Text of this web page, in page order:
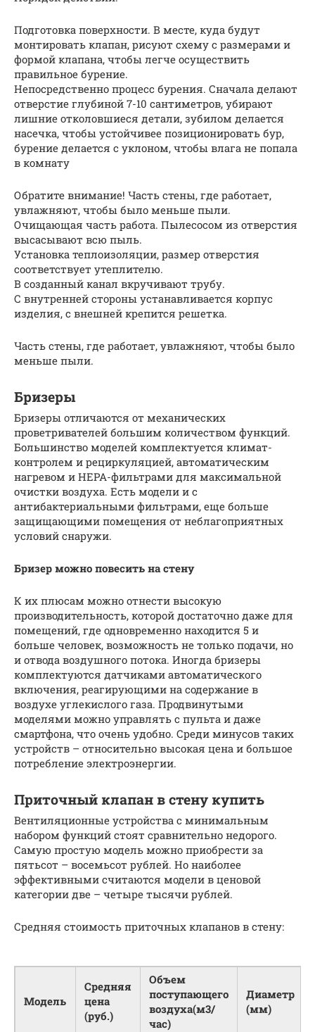
Подготовка поверхности. В месте, куда будут
монтировать клапан, рисуют схему с размерами и
формой клапана, чтобы легче осуществить
правильное бурение.
Непосредственно процесс бурения. Сначала делают
отверстие глубиной 7-10 сантиметров, убирают
лишние отколовшиеся детали, зубилом делается
насечка, чтобы устойчивее позиционировать бур,
бурение делается с уклоном, чтобы влага не попала
в комнату
Обратите внимание! Часть стены, где работает,
увлажняют, чтобы было меньше пыли.
Очищающая часть работа. Пылесосом из отверстия
высасывают всю пыль.
Установка теплоизоляции, размер отверстия
соответствует утеплителю.
В созданный канал вкручивают трубу.
С внутренней стороны устанавливается корпус
изделия, с внешней крепится решетка.
Часть стены, где работает, увлажняют, чтобы было
меньше пыли.
Бризеры
Бризеры отличаются от механических
проветривателей большим количеством функций.
Большинство моделей комплектуется климат-
контролем и рециркуляцией, автоматическим
нагревом и HEPA-фильтрами для максимальной
очистки воздуха. Есть модели и с
антибактериальными фильтрами, еще больше
защищающими помещения от неблагоприятных
условий снаружи.
Бризер можно повесить на стену
К их плюсам можно отнести высокую
производительность, которой достаточно даже для
помещений, где одновременно находится 5 и
больше человек, возможность не только подачи, но
и отвода воздушного потока. Иногда бризеры
комплектуются датчиками автоматического
включения, реагирующими на содержание в
воздухе углекислого газа. Продвинутыми
моделями можно управлять с пульта и даже
смартфона, что очень удобно. Среди минусов таких
устройств – относительно высокая цена и большое
потребление электроэнергии.
Приточный клапан в стену купить
Вентиляционные устройства с минимальным
набором функций стоят сравнительно недорого.
Самую простую модель можно приобрести за
пятьсот – восемьсот рублей. Но наиболее
эффективными считаются модели в ценовой
категории две – четыре тысячи рублей.
Средняя стоимость приточных клапанов в стену:
Moдeль
Cpeдняя
цeнa
(pyб.)
Oбъeм
пocтyпaющeгo
вoздyхa(м3/
чac)
Диaмeтp
(мм)